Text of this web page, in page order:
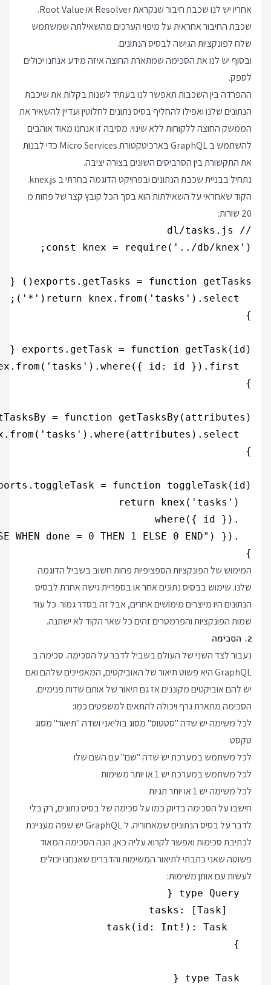
אחריו יש לנו שכבת חיבור שנקראת Resolver או Root Value.
שכבת החיבור אחראית על מיפוי הערכים מהשאילתה שמשתמש
שלח לפונקציות הגישה לבסיס הנתונים.
ובסוף יש לנו את הסכימה שמתארת החוצה איזה מידע אנחנו יכולים
לספק.
ההפרדה בין השכבות תאפשר לנו בעתיד לשנות בקלות את שיכבת
הנתונים שלנו ואפילו להחליף בסיס נתונים לחלוטין ועדיין להשאיר את
הממשק החוצה ללקוחות ללא שינוי. מסיבה זו אנחנו מאוד אוהבים
להשתמש ב GraphQL בארכיטקטורת Micro Services כדי לבנות
את התקשורת בין הסרביסים השונים בצורה יציבה.
נתחיל בבניית שכבת הנתונים ובפרויקט הדוגמה בחרתי ב knex.js.
הקוד שאחראי על השאילתות הוא בסך הכל קובץ קצר של פחות מ
20 שורות:
}
המימוש של הפונקציות הספציפיות פחות חשוב בשביל הדוגמה
שלנו. שימוש בבסיס נתונים אחר או בספריית גישה אחרת לבסיס
הנתונים היו מייצרים מימושים אחרים, אבל זה בסדר גמור. כל עוד
שמות הפונקציות והפרמטרים זהים כל שאר הקוד לא ישתנה.
2. הסכימה
נעבור לצד השני של העולם בשביל לדבר על הסכימה. סכימה ב
GraphQL היא פשוט תיאור של האוביקטים, המאפיינים שלהם ואם
יש להם אוביקטים מקוננים אז גם תיאור של אותם שדות פנימיים.
הסכימה מתארת גרף ויכולה להתאים למשפטים כמו:
לכל משימה יש שדה "סטטוס" מסוג בוליאני ושדה "תיאור" מסוג
טקסט
לכל משתמש במערכת יש שדה "שם" עם השם שלו
לכל משתמש במערכת יש 1 או יותר משימות
לכל משימה יש 1 או יותר תגיות
חישבו על הסכימה בדיוק כמו על סכימה של בסיס נתונים, רק בלי
לדבר על בסיס הנתונים שמאחוריה. ל GraphQL יש שפה מעניינת
לכתיבת סכימות ואפשר לקרוא עליהכאן. הנה הסכימה המאוד
פשוטה שאני כתבתי לתיאור המשימות והדברים שאנחנו יכולים
לעשות עם אותן משימות: